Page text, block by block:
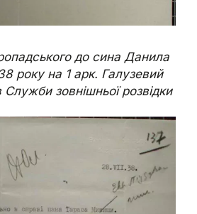
до сина Данила
року на 1 арк. Галузевий
зовнішньої розвідки